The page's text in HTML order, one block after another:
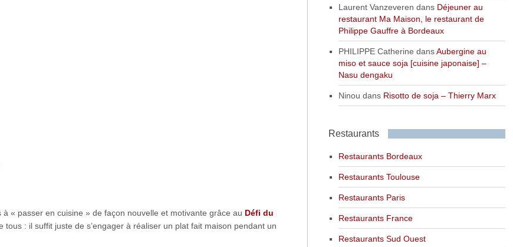
« passer en cuisine » de façon nouvelle et motivante grâce au Défi du
: il suffit juste de s’engager à réaliser un plat fait maison pendant un
Laurent Vanzeveren dans Déjeuner au
restaurant Ma Maison, le restaurant de
Philippe Gauffre à Bordeaux
PHILIPPE Catherine dansAubergine au
miso et sauce soja [cuisine japonaise] –
Nasu dengaku
Ninou dans Risotto de soja – Thierry Marx
Restaurants
Restaurants Bordeaux
Restaurants Toulouse
Restaurants Paris
Restaurants France
Restaurants Sud Ouest